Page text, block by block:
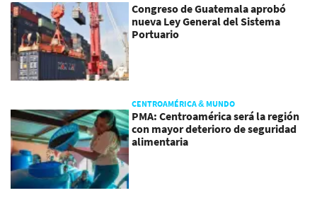
Congreso de Guatemala aprobó
nueva Ley General del Sistema
Portuario
CENTROAMÉRICA & MUNDO
PMA: Centroamérica será la región
con mayor deterioro de seguridad
alimentaria